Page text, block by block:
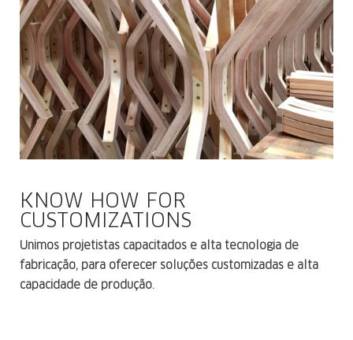
KNOW HOW FOR
CUSTOMIZATIONS
Unimos projetistas capacitados e alta tecnologia de
fabricação, para oferecer soluções customizadas e alta
capacidade de produção.